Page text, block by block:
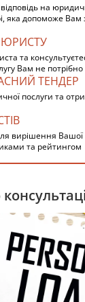
на
яка допоможе Вам
ЮРИСТУ
та
Вам не
ТЕНДЕР
послуги та
вирішення Вашої
та рейтингом